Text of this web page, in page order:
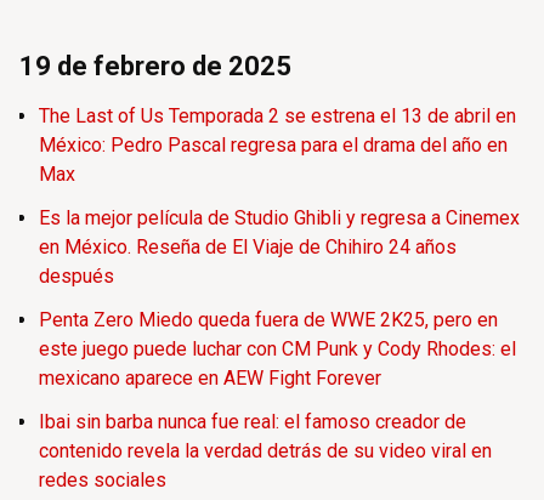
19 de febrero de 2025
The Last of Us Temporada 2 se estrena el 13 de abril en
México: Pedro Pascal regresa para el drama del año en
Max
Es la mejor película de Studio Ghibli y regresa a Cinemex
en México. Reseña de El Viaje de Chihiro 24 años
después
Penta Zero Miedo queda fuera de WWE 2K25, pero en
este juego puede luchar con CM Punk y Cody Rhodes: el
mexicano aparece en AEW Fight Forever
Ibai sin barba nunca fue real: el famoso creador de
contenido revela la verdad detrás de su video viral en
redes sociales